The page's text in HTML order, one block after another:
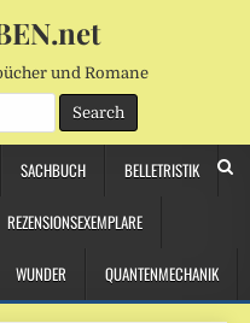
und Romane
SACHBUCH BELLETRISTIK
REZENSIONSEXEMPLARE
WUNDER QUANTENMECHANIK